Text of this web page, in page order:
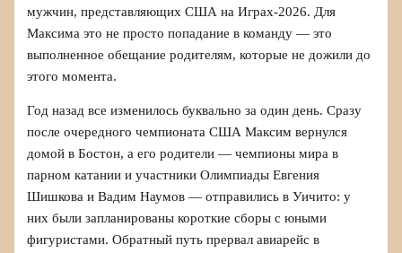
мужчин, представляющих США на Играх-2026. Для
Максима это не просто попадание в команду — это
выполненное обещание родителям, которые не дожили до
этого момента.
Год назад все изменилось буквально за один день. Сразу
после очередного чемпионата США Максим вернулся
домой в Бостон, а его родители — чемпионы мира в
парном катании и участники Олимпиады Евгения
Шишкова и Вадим Наумов — отправились в Уичито: у
них были запланированы короткие сборы с юными
фигуристами. Обратный путь прервал авиарейс в